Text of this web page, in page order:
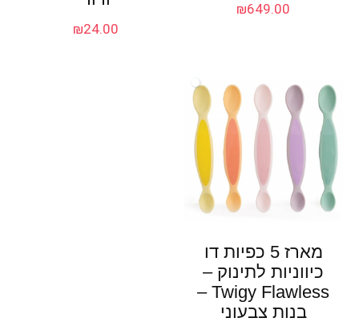
₪649.00
₪24.00
מארז 5 כפיות דו
כיווניות לתינוק –
Twigy Flawless –
בנות צבעוני